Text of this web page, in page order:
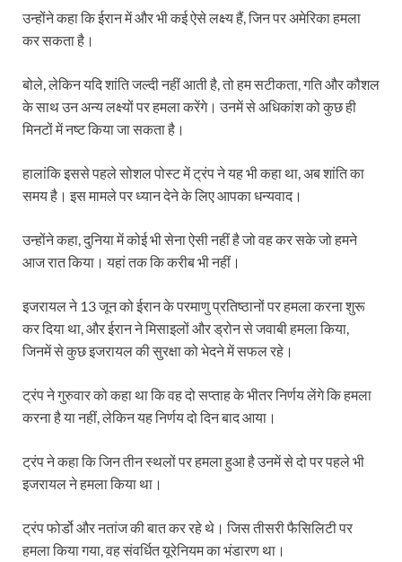
उन्होंने कहा कि ईरान में और भी कई ऐसे लक्ष्य हैं, जिन पर अमेरिका हमला
कर सकता है।
बोले, लेकिन यदि शांति जल्दी नहीं आती है, तो हम सटीकता, गति और कौशल
के साथ उन अन्य लक्ष्यों पर हमला करेंगे। उनमें से अधिकांश को कुछ ही
मिनटों में नष्ट किया जा सकता है।
हालांकि इससे पहले सोशल पोस्ट में ट्रंप ने यह भी कहा था, अब शांति का
समय है। इस मामले पर ध्यान देने के लिए आपका धन्यवाद।
उन्होंने कहा, दुनिया में कोई भी सेना ऐसी नहीं है जो वह कर सके जो हमने
आज रात किया। यहां तक कि करीब भी नहीं।
इजरायल ने 13 जून को ईरान के परमाणु प्रतिष्ठानों पर हमला करना शुरू
कर दिया था, और ईरान ने मिसाइलों और ड्रोन से जवाबी हमला किया,
जिनमें से कुछ इजरायल की सुरक्षा को भेदने में सफल रहे।
ट्रंप ने गुरुवार को कहा था कि वह दो सप्ताह के भीतर निर्णय लेंगे कि हमला
करना है या नहीं, लेकिन यह निर्णय दो दिन बाद आया।
ट्रंप ने कहा कि जिन तीन स्थलों पर हमला हुआ है उनमें से दो पर पहले भी
इजरायल ने हमला किया था।
ट्रंप फोर्डो और नतांज की बात कर रहे थे। जिस तीसरी फैसिलिटी पर
हमला किया गया, वह संवर्धित यूरेनियम का भंडारण था।